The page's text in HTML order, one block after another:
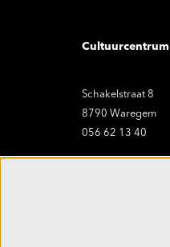
Cultuurcentrum
Schakelstraat 8
8790 Waregem
056 62 13 40